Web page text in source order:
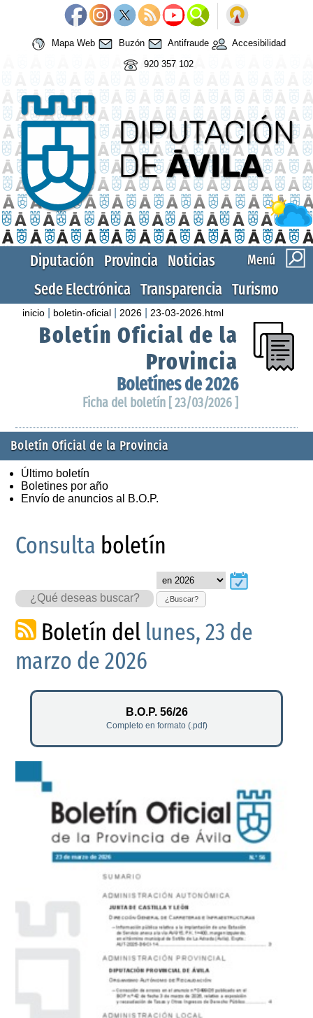
Mapa Web Buzón Antifraude
Accesibilidad
920 357 102
Menú
Diputación Provincia Noticias
Sede Electrónica Transparencia Turismo
inicio boletin-oficial 2026 23-03-2026.html
Boletín Oficial de la
Provincia
Boletínes de 2026
Ficha del boletín [ 23/03/2026 ]
Boletín Oficial de la Provincia
Último boletín
Boletines por año
Envío de anuncios al B.O.P.
Consulta boletín
¿Buscar?
Boletín del lunes, 23 de
marzo de 2026
B.O.P. 56/26
Completo en formato (.pdf)